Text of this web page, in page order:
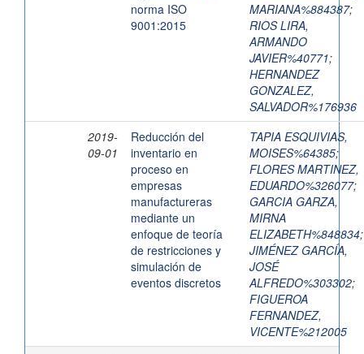
norma ISO
9001:2015
MARIANA%884387;
RIOS LIRA,
ARMANDO
JAVIER%40771;
HERNANDEZ
GONZALEZ,
SALVADOR%176936
2019-
09-01
Reducción del
inventario en
proceso en
empresas
manufactureras
mediante un
enfoque de teoría
de restricciones y
simulación de
eventos discretos
TAPIA ESQUIVIAS,
MOISES%64385;
FLORES MARTINEZ,
EDUARDO%326077;
GARCIA GARZA,
MIRNA
ELIZABETH%848834;
JIMÉNEZ GARCÍA,
JOSÉ
ALFREDO%303302;
FIGUEROA
FERNANDEZ,
VICENTE%212005